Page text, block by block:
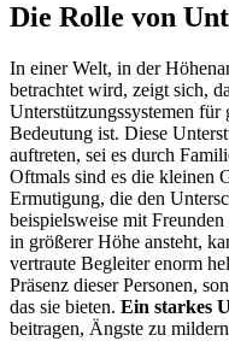
Die Rolle von
In einer Welt, in der
betrachtet wird, zeigt sich,
Unterstützungssystemen für
Bedeutung ist. Diese
auftreten, sei es durch
Oftmals sind es die kleinen
Ermutigung, die den
beispielsweise mit
in größerer Höhe ansteht,
vertraute Begleiter enorm
Präsenz dieser Personen,
das sie bieten. Ein starkes
beitragen, Ängste zu